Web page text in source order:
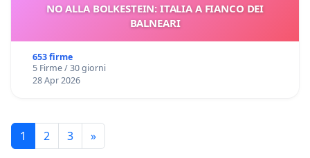
NO ALLA BOLKESTEIN: ITALIA A FIANCO DEI
BALNEARI
653 firme
5 Firme / 30 giorni
28 Apr 2026
1 2 3 »